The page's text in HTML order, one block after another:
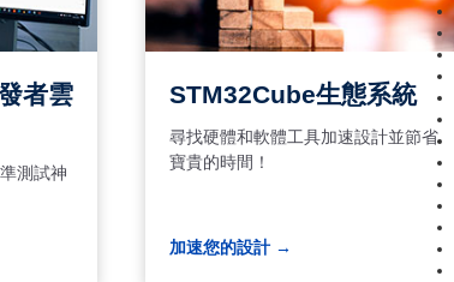
者雲
測試神
STM32Cube生態系統
尋找硬體和軟體工具加速設計並節省
寶貴的時間！
加速您的設計 →